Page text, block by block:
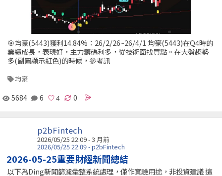
🎯均豪(5443)獲利14.84%：26/2/26~26/4/1 均豪(5443)在Q4時的
業績成長，表現好，主力籌碼利多，從技術面找買點。在大盤趨勢
多(副圖顯示紅色)的時候，參考訊
均豪
5684 6 0
p2bFintech
2026/05/25 22:09 - 3 月前
2026/05/25 22:09 - p2bFintech
2026-05-25重要財經新聞總結
以下為Ding新聞篩濾彙整系統處理，僅作實驗用途，非投資建議 這